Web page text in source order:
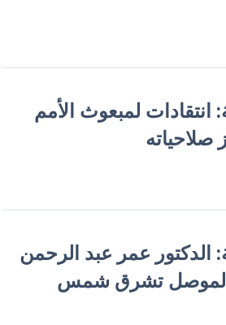
انتقادات لمبعوث الأمم
صلاحياته
الدكتور عمر عبد الرحمن
الموصل تشرق شمس